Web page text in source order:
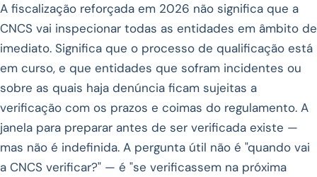
A fiscalização reforçada em 2026 não significa que a
CNCS vai inspecionar todas as entidades em âmbito de
imediato. Significa que o processo de qualificação está
em curso, e que entidades que sofram incidentes ou
sobre as quais haja denúncia ficam sujeitas a
verificação com os prazos e coimas do regulamento. A
janela para preparar antes de ser verificada existe —
mas não é indefinida. A pergunta útil não é "quando vai
a CNCS verificar?" — é "se verificassem na próxima